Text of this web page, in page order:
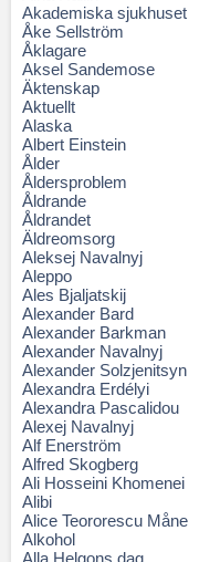
Akademiska sjukhuset
Åke Sellström
Åklagare
Aksel Sandemose
Äktenskap
Aktuellt
Alaska
Albert Einstein
Ålder
Åldersproblem
Åldrande
Åldrandet
Äldreomsorg
Aleksej Navalnyj
Aleppo
Ales Bjaljatskij
Alexander Bard
Alexander Barkman
Alexander Navalnyj
Alexander Solzjenitsyn
Alexandra Erdélyi
Alexandra Pascalidou
Alexej Navalnyj
Alf Enerström
Alfred Skogberg
Ali Hosseini Khomenei
Alibi
Alice Teororescu Måne
Alkohol
Alla Helgons dag